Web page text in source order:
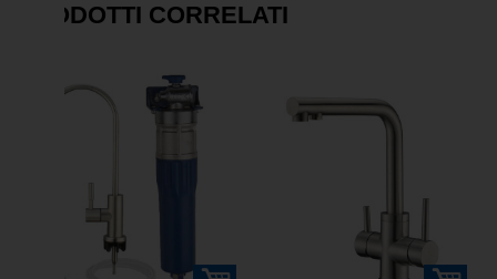
PRODOTTI CORRELATI